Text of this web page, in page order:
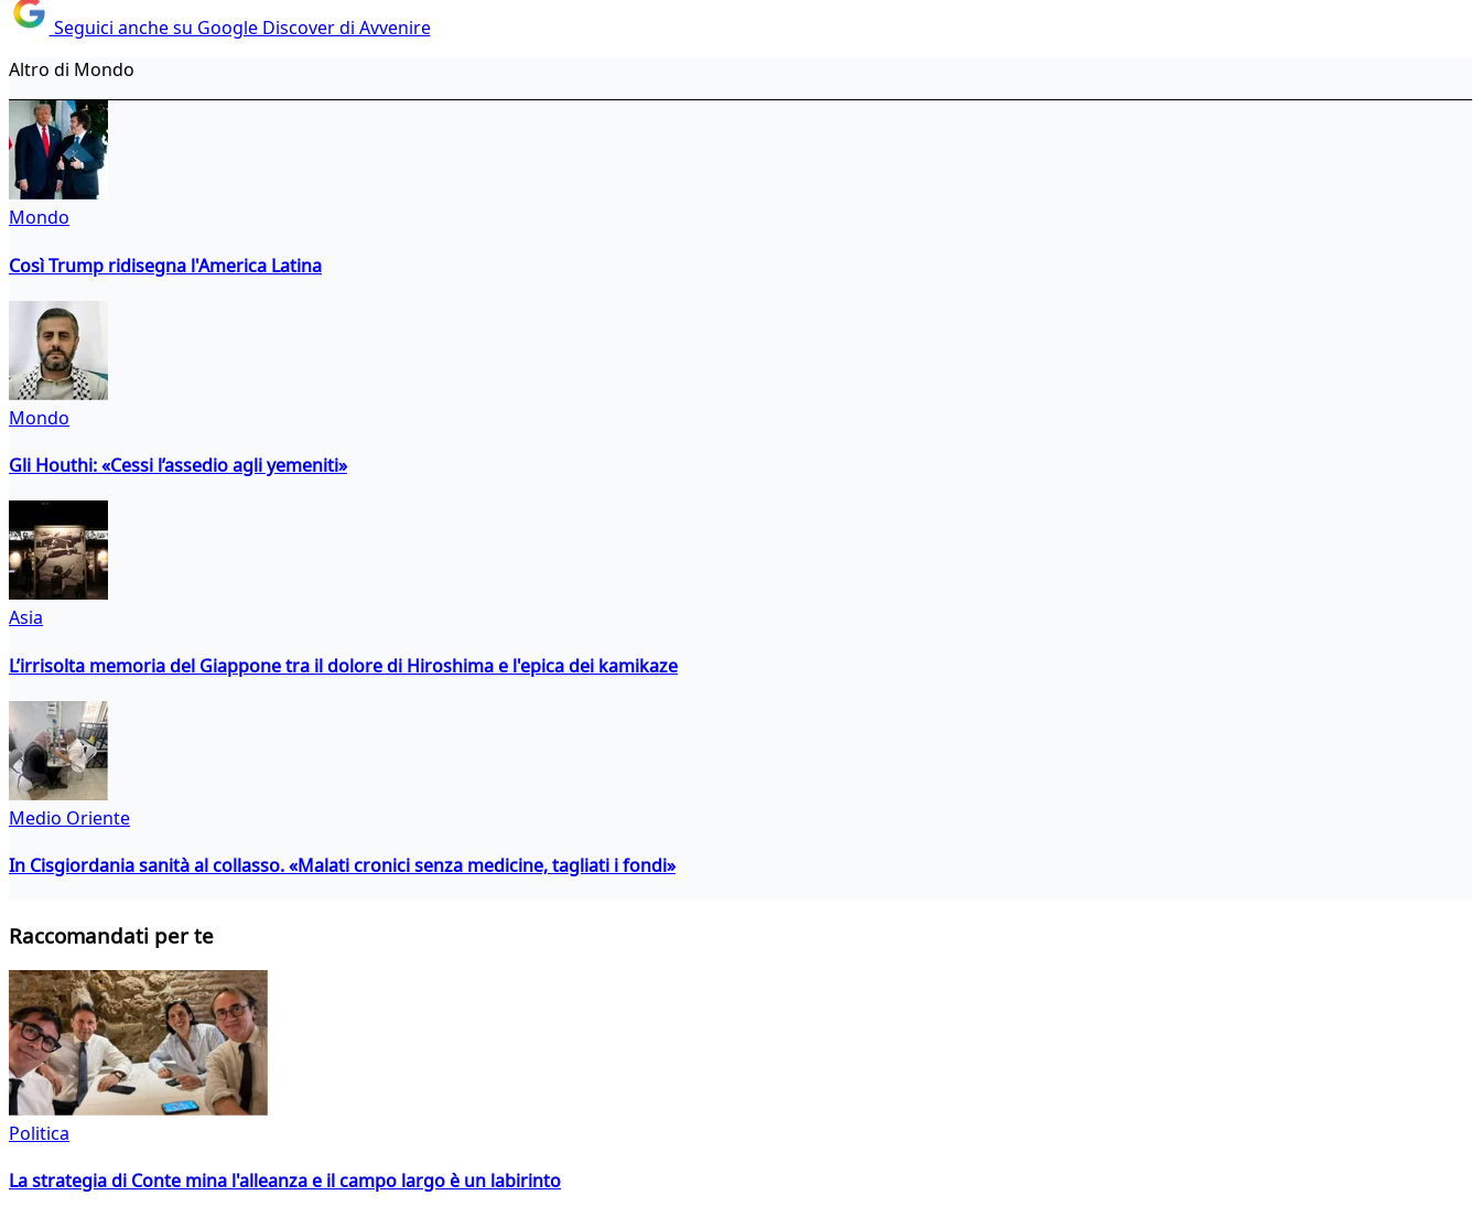
Seguici anche su Google Discover di Avvenire
Altro di Mondo
Mondo
Così Trump ridisegna l'America Latina
Mondo
Gli Houthi: «Cessi l’assedio agli yemeniti»
Asia
L’irrisolta memoria del Giappone tra il dolore di Hiroshima e l'epica dei kamikaze
Medio Oriente
In Cisgiordania sanità al collasso. «Malati cronici senza medicine, tagliati i fondi»
Raccomandati per te
Politica
La strategia di Conte mina l'alleanza e il campo largo è un labirinto